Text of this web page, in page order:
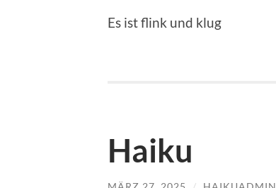
Es ist flink und klug
Haiku